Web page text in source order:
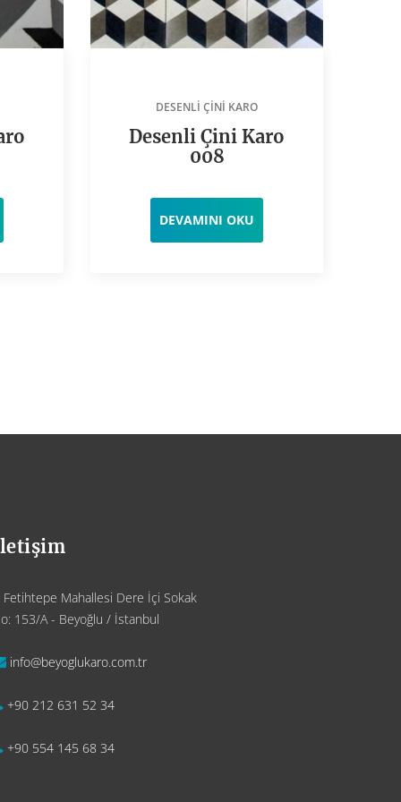
DESENLI ÇINI KARO
Desenli Çini Karo
008
DEVAMINI OKU
Fetihtepe Mahallesi Dere İçi Sokak
153/A - Beyoğlu / İstanbul
info@beyoglukaro.com.tr
+90 212 631 52 34
+90 554 145 68 34